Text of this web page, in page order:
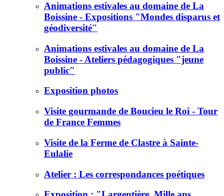
Animations estivales au domaine de La
Boissine - Expositions "Mondes disparus et
géodiversité"
Animations estivales au domaine de La
Boissine - Ateliers pédagogiques "jeune
public"
Exposition photos
Visite gourmande de Boucieu le Roi - Tour
de France Femmes
Visite de la Ferme de Clastre à Sainte-
Eulalie
Atelier : Les correspondances poétiques